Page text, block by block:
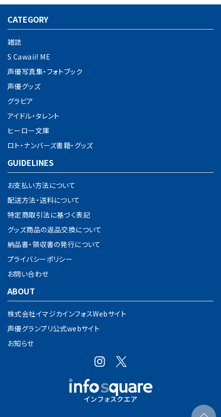
CATEGORY
雑誌
S Cawaii! ME
声優写真集・フォトブック
声優グッズ
グラビア
アイドル・タレント
ヒーロー文庫
ロト・ナンバーズ書籍・グッズ
GUIDELINES
お支払い方法について
配送方法・送料について
特定商取引法に基づく表記
グッズ商品の返品交換について
納品書・領収書の発行について
プライバシーポリシー
お問い合わせ
ABOUT
株式会社イマジカインフォスWebサイト
声優グランプリ公式webサイト
お知らせ